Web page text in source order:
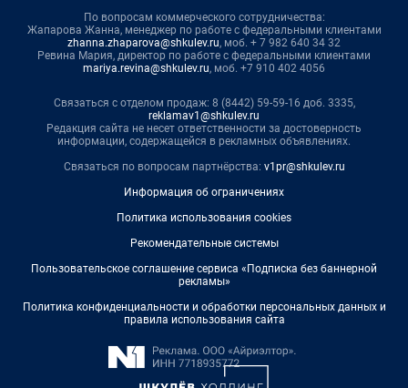
По вопросам коммерческого сотрудничества:
Жапарова Жанна, менеджер по работе с федеральными клиентами
zhanna.zhaparova@shkulev.ru, моб. + 7 982 640 34 32
Ревина Мария, директор по работе с федеральными клиентами
mariya.revina@shkulev.ru, моб. +7 910 402 4056
Связаться с отделом продаж: 8 (8442) 59-59-16 доб. 3335,
reklamav1@shkulev.ru
Редакция сайта не несет ответственности за достоверность
информации, содержащейся в рекламных объявлениях.
Связаться по вопросам партнёрства: v1pr@shkulev.ru
Информация об ограничениях
Политика использования cookies
Рекомендательные системы
Пользовательское соглашение сервиса «Подписка без баннерной
рекламы»
Политика конфиденциальности и обработки персональных данных и
правила использования сайта